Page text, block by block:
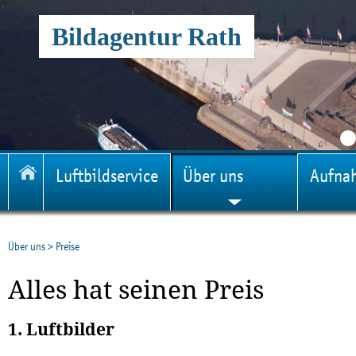
Bildagentur Rath
Luftbildservice Über uns
Über uns> Preise
Alles hat seinen Preis
1. Luftbilder